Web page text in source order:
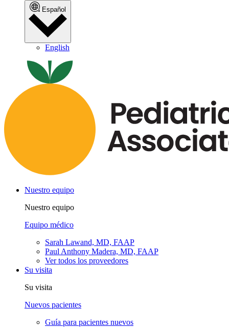
Español
English
Nuestro equipo
Nuestro equipo
Equipo médico
Sarah Lawand, MD, FAAP
Paul Anthony Madera, MD, FAAP
Ver todos los proveedores
Su visita
Su visita
Nuevos pacientes
Guía para pacientes nuevos